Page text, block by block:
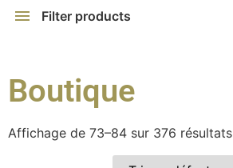
Filter products
Filter by
Collections
Boutique
Affichage de 73–84 sur 376 résultats